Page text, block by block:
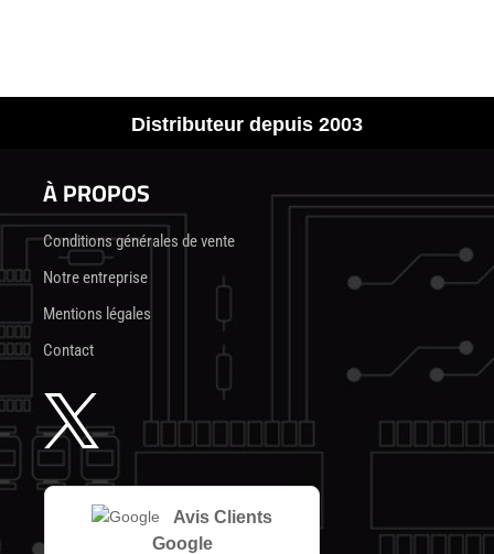
Distributeur depuis 2003
À PROPOS
Conditions générales de vente
Notre entreprise
Mentions légales
Contact

Avis Clients
Google